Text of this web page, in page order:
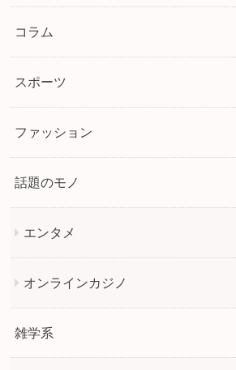
コラム
スポーツ
ファッション
話題のモノ
エンタメ
オンラインカジノ
雑学系